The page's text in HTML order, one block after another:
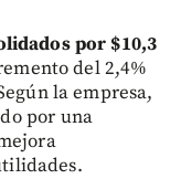
por $10,3
del 2,4%
la empresa,
por una